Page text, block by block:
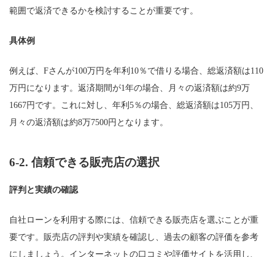
範囲で返済できるかを検討することが重要です。
具体例
例えば、Fさんが100万円を年利10％で借りる場合、総返済額は110
万円になります。返済期間が1年の場合、月々の返済額は約9万
1667円です。これに対し、年利5％の場合、総返済額は105万円、
月々の返済額は約8万7500円となります。
6-2. 信頼できる販売店の選択
評判と実績の確認
自社ローンを利用する際には、信頼できる販売店を選ぶことが重
要です。販売店の評判や実績を確認し、過去の顧客の評価を参考
にしましょう。インターネットの口コミや評価サイトを活用し、